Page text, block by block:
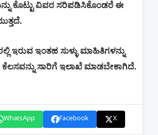
ಕೊಟ್ಟು ವಿವರ ಸರಿಪಡಿಸಿಕೊಂಡರೆ ಈ
ಇರುವ ಇಂತಹ ಸುಳ್ಳು ಮಾಹಿತಿಗಳನ್ನು
ಸಾರಿಗೆ ಇಲಾಖೆ ಮಾಡಬೇಕಾಗಿದೆ.
WhatsApp Facebook X